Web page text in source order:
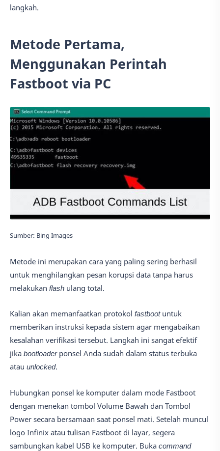
langkah.
Metode Pertama,
Menggunakan Perintah
Fastboot via PC
Sumber: Bing Images
Metode ini merupakan cara yang paling sering berhasil
untuk menghilangkan pesan korupsi data tanpa harus
melakukan flash ulang total.
Kalian akan memanfaatkan protokol fastbootuntuk
memberikan instruksi kepada sistem agar mengabaikan
kesalahan verifikasi tersebut. Langkah ini sangat efektif
jika bootloaderponsel Anda sudah dalam status terbuka
atau unlocked.
Hubungkan ponsel ke komputer dalam mode Fastboot
dengan menekan tombol Volume Bawah dan Tombol
Power secara bersamaan saat ponsel mati. Setelah muncul
logo Infinix atau tulisan Fastboot di layar, segera
sambungkan kabel USB ke komputer. Buka command